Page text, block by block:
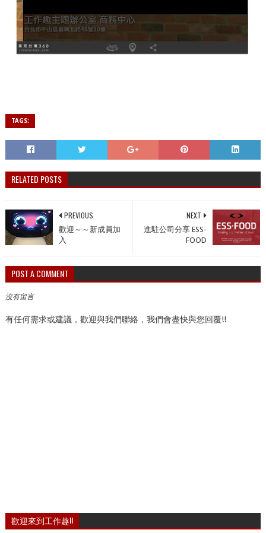
TAGS:
RELATED POSTS
NEXT
進駐公司分享 ESS-
FOOD
PREVIOUS
歡迎～～新成員加
入
POST A COMMENT
沒有留言
有任何需求或建議，歡迎與我們聯絡，我們會盡快與您回覆!!
歡迎來到工作趣!!